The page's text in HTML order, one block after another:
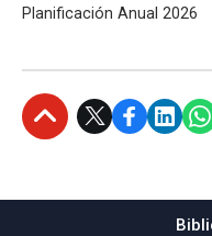
Planificación Anual 2026